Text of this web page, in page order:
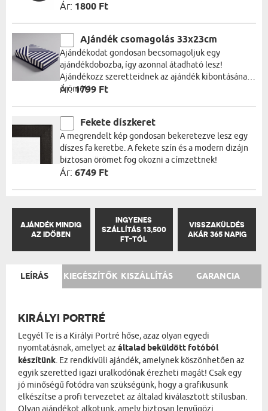
Ár: 1800 Ft
Ajándék csomagolás 33x23cm
Ajándékodat gondosan becsomagoljuk egy
ajándékdobozba, így azonnal átadható lesz!
Ajándékozz szeretteidnek az ajándék kibontásának
örömét!
Ár:1799 Ft
Fekete díszkeret
A megrendelt kép gondosan bekeretezve lesz egy
díszes fa keretbe. A fekete szín és a modern dizájn
biztosan örömet fog okozni a címzettnek!
Ár: 6749 Ft
AJÁNDÉK MINDIG
AZ IDŐBEN
INGYENES
SZÁLLÍTÁS 13,500
FT-TÓL
VISSZAKÜLDÉS
AKÁR 365 NAPIG
LEÍRÁS KIEGÉSZÍTŐK KISZÁLLÍTÁS GARANCIA
KIRÁLYI PORTRÉ
Legyél Te is a Királyi Portré hőse, azaz olyan egyedi
nyomtatásnak, amelyet az általad beküldött fotóból
készítünk. Ez rendkívüli ajándék, amelynek köszönhetően az
egyik szeretted igazi uralkodónak érezheti magát! Csak egy
jó minőségű fotódra van szükségünk, hogy a grafikusunk
elkészítse a profi tervezetet az általad kiválasztott stílusban.
Olyan ajándékot alkotunk, amely biztosan lenyűgözi